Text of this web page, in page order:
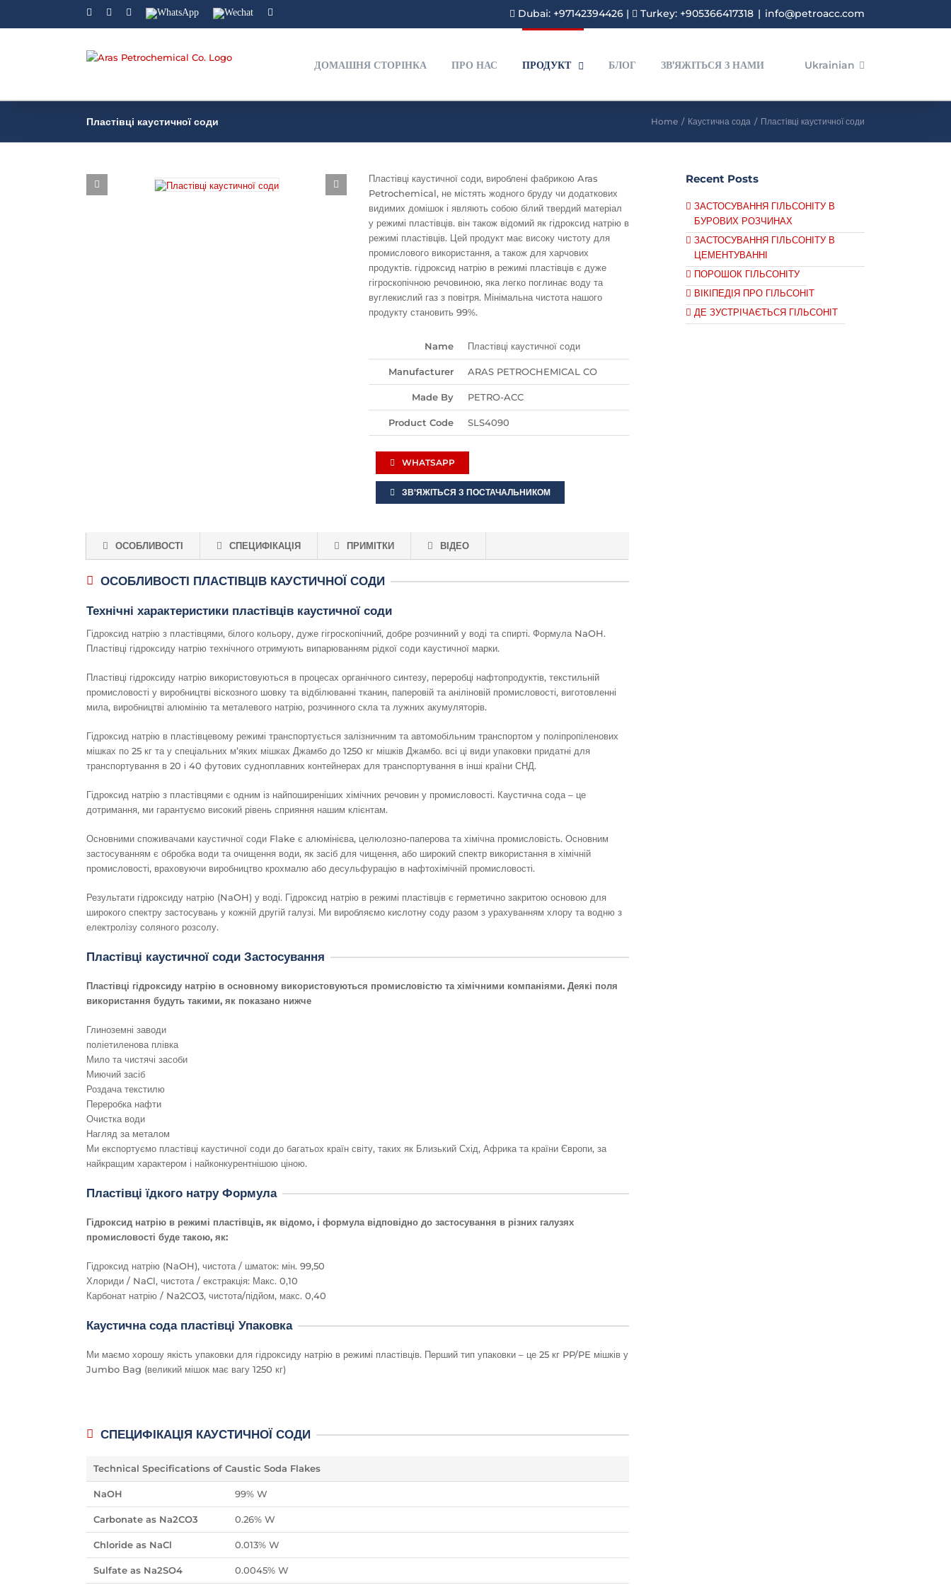
FacebookLinkedinInstagram
WhatsApp Wechat Dubai: +97142394426 | Turkey: +905366417318 | info@petroacc.com
ДОМАШНЯ СТОРІНКА ПРО НАС ПРОДУКТ БЛОГ ЗВ’ЯЖІТЬСЯ З НАМИ Ukrainian
Пластівці каустичної соди Home / Каустична сода / Пластівці каустичної соди
Пластівці каустичної соди, вироблені фабрикою Aras
Petrochemical, не містять жодного бруду чи додаткових
видимих домішок і являють собою білий твердий матеріал
у режимі пластівців. він також відомий як гідроксид натрію в
режимі пластівців. Цей продукт має високу чистоту для
промислового використання, а також для харчових
продуктів. гідроксид натрію в режимі пластівців є дуже
гігроскопічною речовиною, яка легко поглинає воду та
вуглекислий газ з повітря. Мінімальна чистота нашого
продукту становить 99%.
Name Пластівці каустичної соди
Manufacturer ARAS PETROCHEMICAL CO
Made By PETRO-ACC
Product Code SLS4090
WHATSAPP
ЗВ’ЯЖІТЬСЯ З ПОСТАЧАЛЬНИКОМ
ОСОБЛИВОСТІ СПЕЦИФІКАЦІЯ ПРИМІТКИ ВІДЕО
ОСОБЛИВОСТІ ПЛАСТІВЦІВ КАУСТИЧНОЇ СОДИ
Технічні характеристики пластівців каустичної соди
Гідроксид натрію з пластівцями, білого кольору, дуже гігроскопічний, добре розчинний у воді та спирті. Формула NaOH.
Пластівці гідроксиду натрію технічного отримують випарюванням рідкої соди каустичної марки.
Пластівці гідроксиду натрію використовуються в процесах органічного синтезу, переробці нафтопродуктів, текстильній
промисловості у виробництві віскозного шовку та відбілюванні тканин, паперовій та аніліновій промисловості, виготовленні
мила, виробництві алюмінію та металевого натрію, розчинного скла та лужних акумуляторів.
Гідроксид натрію в пластівцевому режимі транспортується залізничним та автомобільним транспортом у поліпропіленових
мішках по 25 кг та у спеціальних м’яких мішках Джамбо до 1250 кг мішків Джамбо. всі ці види упаковки придатні для
транспортування в 20 і 40 футових судноплавних контейнерах для транспортування в інші країни СНД.
Гідроксид натрію з пластівцями є одним із найпоширеніших хімічних речовин у промисловості. Каустична сода – це
дотримання, ми гарантуємо високий рівень сприяння нашим клієнтам.
Основними споживачами каустичної соди Flake є алюмінієва, целюлозно-паперова та хімічна промисловість. Основним
застосуванням є обробка води та очищення води, як засіб для чищення, або широкий спектр використання в хімічній
промисловості, враховуючи виробництво крохмалю або десульфурацію в нафтохімічній промисловості.
Результати гідроксиду натрію (NaOH) у воді. Гідроксид натрію в режимі пластівців є герметично закритою основою для
широкого спектру застосувань у кожній другій галузі. Ми виробляємо кислотну соду разом з урахуванням хлору та водню з
електролізу соляного розсолу.
Пластівці каустичної соди Застосування
Пластівці гідроксиду натрію в основному використовуються промисловістю та хімічними компаніями. Деякі поля
використання будуть такими, як показано нижче
Глиноземні заводи
поліетиленова плівка
Мило та чистячі засоби
Миючий засіб
Роздача текстилю
Переробка нафти
Очистка води
Нагляд за металом
Ми експортуємо пластівці каустичної соди до багатьох країн світу, таких як Близький Схід, Африка та країни Європи, за
найкращим характером і найконкурентнішою ціною.
Пластівці їдкого натру Формула
Гідроксид натрію в режимі пластівців, як відомо, і формула відповідно до застосування в різних галузях
промисловості буде такою, як:
Гідроксид натрію (NaOH), чистота / шматок: мін. 99,50
Хлориди / NaCl, чистота / екстракція: Макс. 0,10
Карбонат натрію / Na2CO3, чистота/підйом, макс. 0,40
Каустична сода пластівці Упаковка
Ми маємо хорошу якість упаковки для гідроксиду натрію в режимі пластівців. Перший тип упаковки – це 25 кг PP/PE мішків у
Jumbo Bag (великий мішок має вагу 1250 кг)
СПЕЦИФІКАЦІЯ КАУСТИЧНОЇ СОДИ
Technical Specifications of Caustic Soda Flakes
NaOH 99% W
Carbonate as Na2CO3 0.26% W
Chloride as NaCl 0.013% W
Sulfate as Na2SO4 0.0045% W
Recent Posts
ЗАСТОСУВАННЯ ГІЛЬСОНІТУ В
БУРОВИХ РОЗЧИНАХ
ЗАСТОСУВАННЯ ГІЛЬСОНІТУ В
ЦЕМЕНТУВАННІ
ПОРОШОК ГІЛЬСОНІТУ
ВІКІПЕДІЯ ПРО ГІЛЬСОНІТ
ДЕ ЗУСТРІЧАЄТЬСЯ ГІЛЬСОНІТ